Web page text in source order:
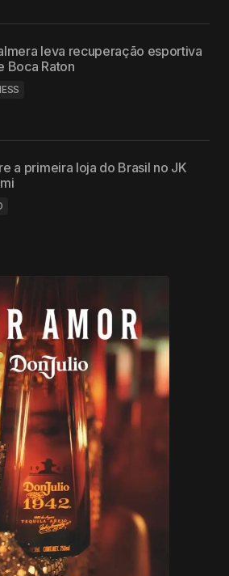
leva recuperação esportiva
Boca Raton
a primeira loja do Brasil no JK